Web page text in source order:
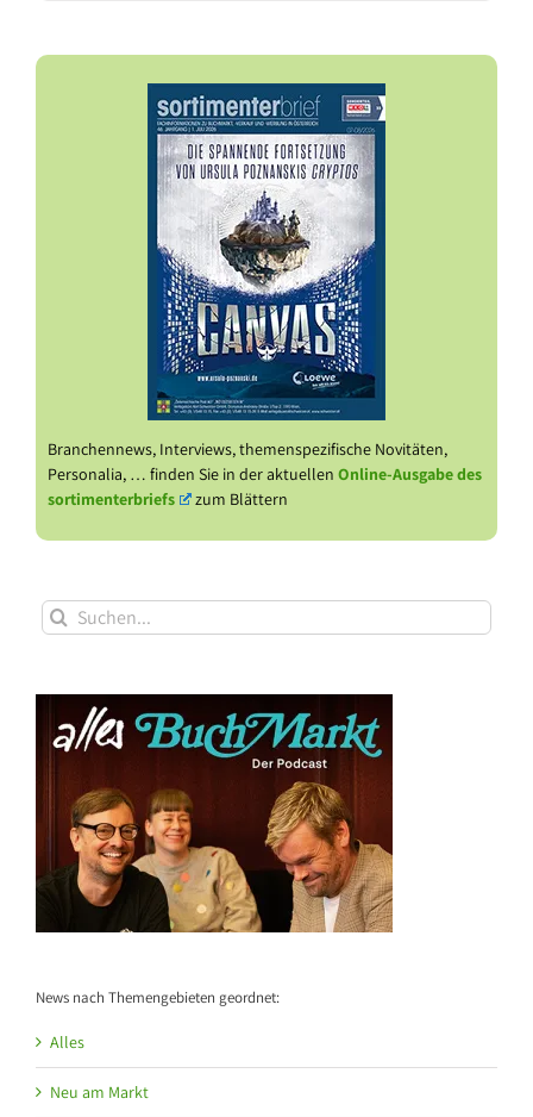
Branchennews, Interviews, themenspezifische Novitäten,
Personalia, … finden Sie in der aktuellen Online-Ausgabe des
sortimenterbriefs
zum Blättern
Suche
nach:
News nach Themengebieten geordnet:
Alles
Neu am Markt